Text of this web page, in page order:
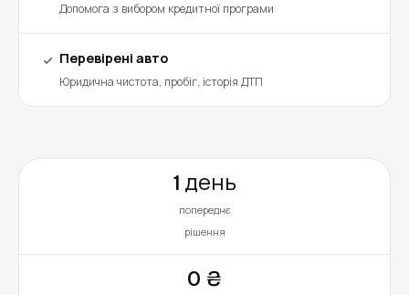
Допомога з вибором кредитної програми
Перевірені авто
Юридична чистота, пробіг, історія ДТП
1 день
попереднє
рішення
0 ₴